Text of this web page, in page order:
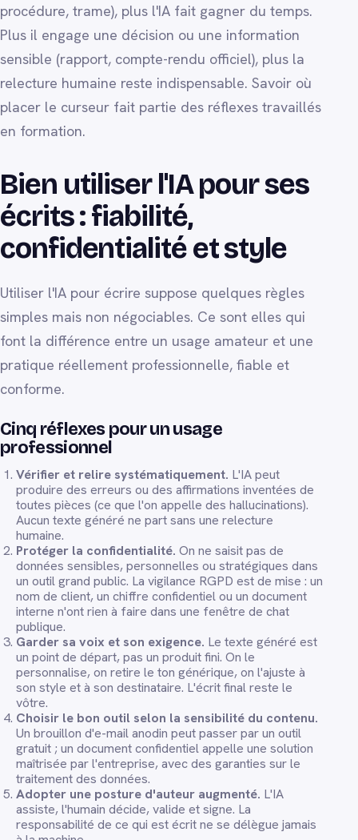
procédure, trame), plus l'IA fait gagner du temps.
Plus il engage une décision ou une information
sensible (rapport, compte-rendu officiel), plus la
relecture humaine reste indispensable. Savoir où
placer le curseur fait partie des réflexes travaillés
en formation.
Bien utiliser l'IA pour ses
écrits : fiabilité,
confidentialité et style
Utiliser l'IA pour écrire suppose quelques règles
simples mais non négociables. Ce sont elles qui
font la différence entre un usage amateur et une
pratique réellement professionnelle, fiable et
conforme.
Cinq réflexes pour un usage
professionnel
Vérifier et relire systématiquement. L'IA peut
produire des erreurs ou des affirmations inventées de
toutes pièces (ce que l'on appelle des hallucinations).
Aucun texte généré ne part sans une relecture
humaine.
Protéger la confidentialité. On ne saisit pas de
données sensibles, personnelles ou stratégiques dans
un outil grand public. La vigilance RGPD est de mise : un
nom de client, un chiffre confidentiel ou un document
interne n'ont rien à faire dans une fenêtre de chat
publique.
Garder sa voix et son exigence. Le texte généré est
un point de départ, pas un produit fini. On le
personnalise, on retire le ton générique, on l'ajuste à
son style et à son destinataire. L'écrit final reste le
vôtre.
Choisir le bon outil selon la sensibilité du contenu.
Un brouillon d'e-mail anodin peut passer par un outil
gratuit ; un document confidentiel appelle une solution
maîtrisée par l'entreprise, avec des garanties sur le
traitement des données.
Adopter une posture d'auteur augmenté. L'IA
assiste, l'humain décide, valide et signe. La
responsabilité de ce qui est écrit ne se délègue jamais